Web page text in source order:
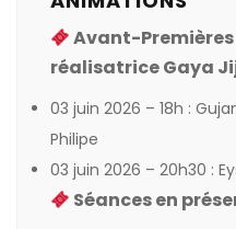
Avant-Premières
réalisatrice Gaya
03 juin 2026 – 18h :
Philipe
03 juin 2026 – 20h30 :
Séances en